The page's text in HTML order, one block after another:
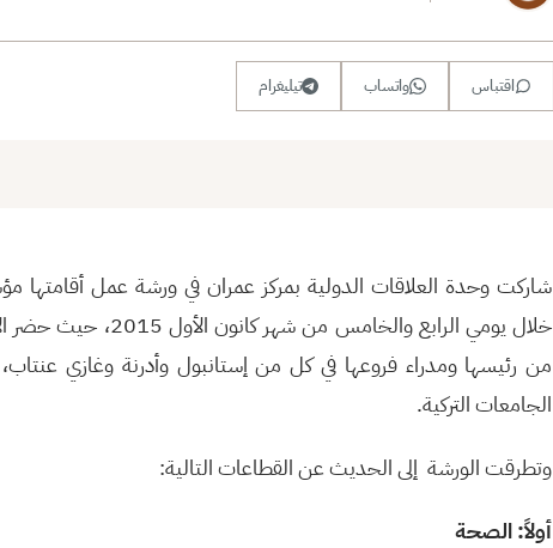
اقتباس واتساب تيليغرام
شاركت وحدة العلاقات الدولية بمركز عمران في ورشة عمل أقامتها
خلال يومي الرابع
من رئيسها ومدراء فروعها في كل من إستانبول وأدرنة وغازي
الجامعات التركية.
وتطرقت الورشة إلى الحديث عن القطاعات التالية:
أولاً: الصحة